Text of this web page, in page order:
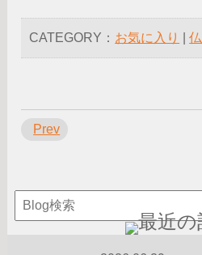
CATEGORY： お気に入り |
Prev